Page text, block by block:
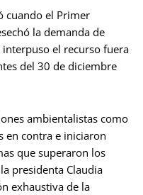
cuando el Primer
la demanda de
el recurso fuera
del 30 de diciembre
ambientalistas como
en contra e iniciaron
que superaron los
presidenta Claudia
exhaustiva de la